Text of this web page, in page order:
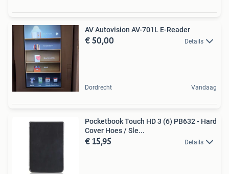
AV Autovision AV-701L E-Reader
€ 50,00 Details
Dordrecht Vandaag
Pocketbook Touch HD 3 (6) PB632 - Hard
Cover Hoes / Sle...
€ 15,95 Details